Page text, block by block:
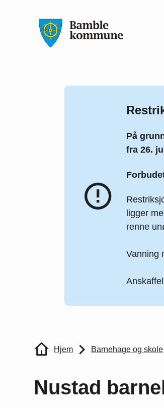
På
fra 26.
ligger
renne
Vanning
Du er her:Hjem Barnehage og skole
Nustad